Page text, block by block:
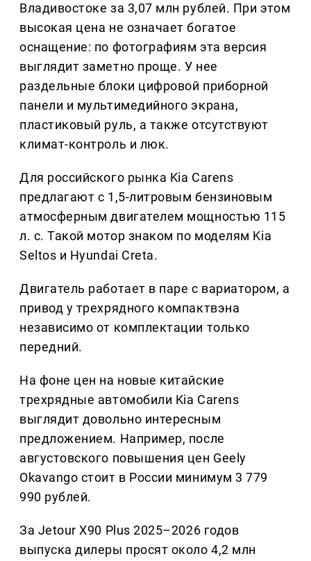
Владивостоке за 3,07 млн рублей. При этом
высокая цена не означает богатое
оснащение: по фотографиям эта версия
выглядит заметно проще. У нее
раздельные блоки цифровой приборной
панели и мультимедийного экрана,
пластиковый руль, а также отсутствуют
климат-контроль и люк.
Для российского рынка Kia Carens
предлагают с 1,5-литровым бензиновым
атмосферным двигателем мощностью 115
л. с. Такой мотор знаком по моделям Kia
Seltos и Hyundai Creta.
Двигатель работает в паре с вариатором, а
привод у трехрядного компактвэна
независимо от комплектации только
передний.
На фоне цен на новые китайские
трехрядные автомобили Kia Carens
выглядит довольно интересным
предложением. Например, после
августовского повышения цен Geely
Okavango стоит в России минимум 3 779
990 рублей.
За Jetour X90 Plus 2025–2026 годов
выпуска дилеры просят около 4,2 млн